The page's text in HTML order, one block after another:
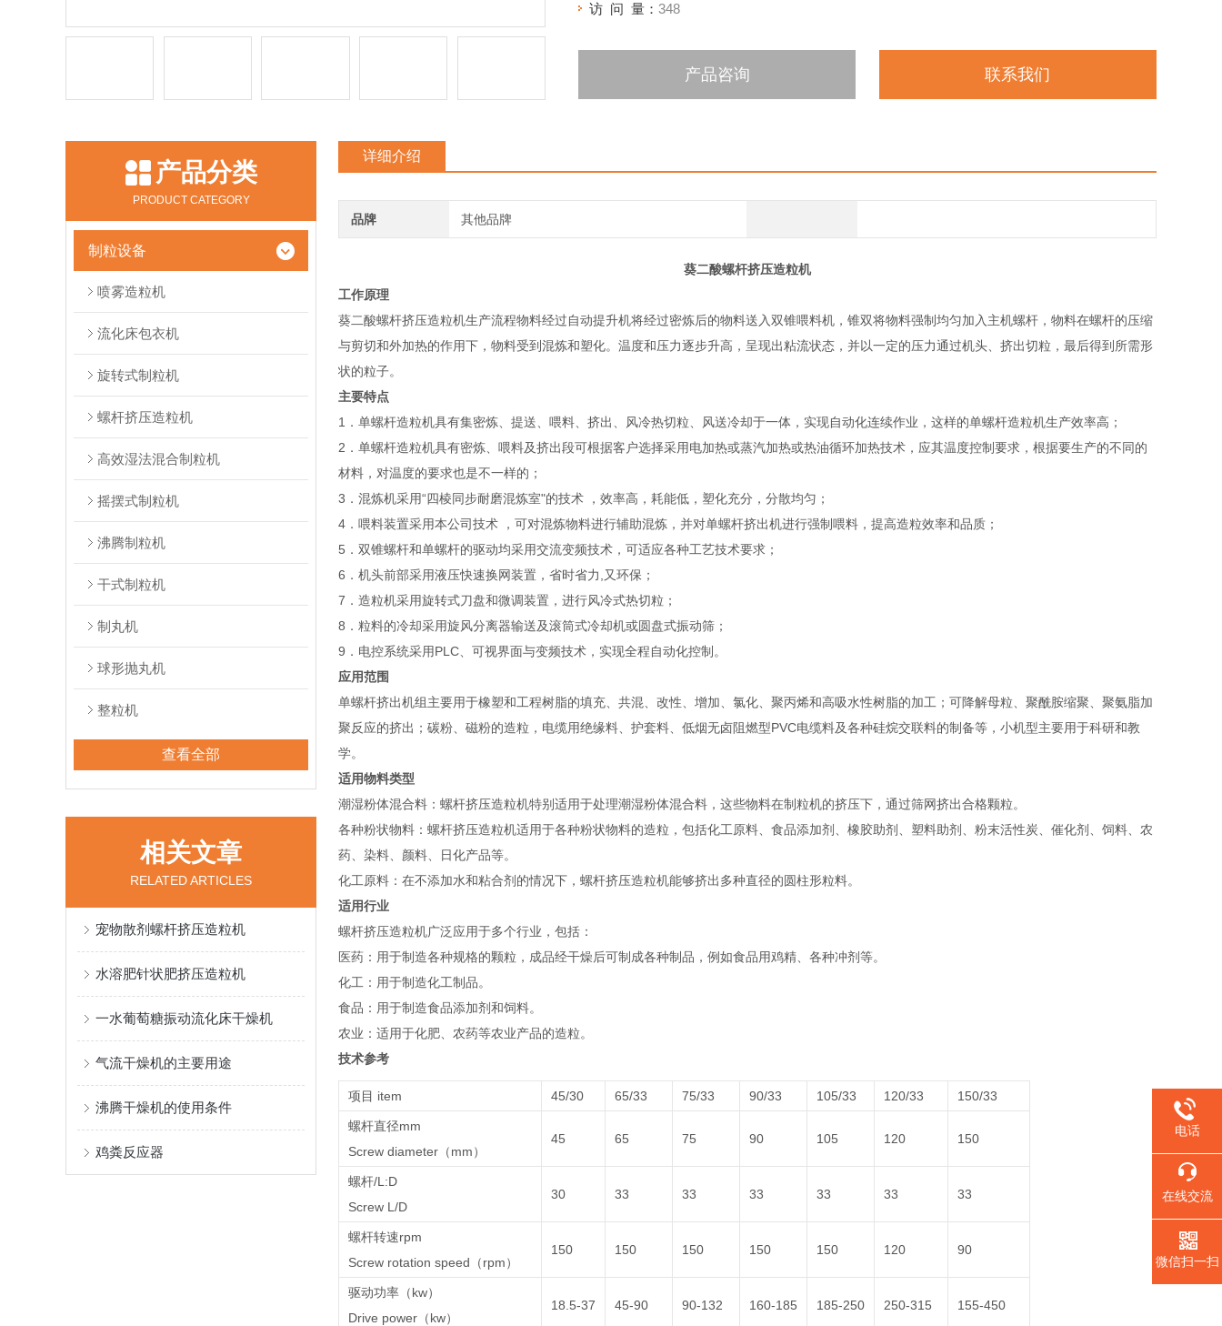
访 问 量： 348
产品咨询 联系我们
产品分类
PRODUCT CATEGORY
制粒设备
喷雾造粒机
流化床包衣机
旋转式制粒机
螺杆挤压造粒机
高效湿法混合制粒机
摇摆式制粒机
沸腾制粒机
干式制粒机
制丸机
球形抛丸机
整粒机
查看全部
相关文章
RELATED ARTICLES
宠物散剂螺杆挤压造粒机
水溶肥针状肥挤压造粒机
一水葡萄糖振动流化床干燥机
气流干燥机的主要用途
沸腾干燥机的使用条件
鸡粪反应器
详细介绍
品牌 其他品牌
葵二酸螺杆挤压造粒机
工作原理
葵二酸螺杆挤压造粒机生产流程物料经过自动提升机将经过密炼后的物料送入双锥喂料机，锥双将物料强制均匀加入主机螺杆，物料在螺杆的压缩
与剪切和外加热的作用下，物料受到混炼和塑化。温度和压力逐步升高，呈现出粘流状态，并以一定的压力通过机头、挤出切粒，最后得到所需形
状的粒子。
主要特点
1．单螺杆造粒机具有集密炼、提送、喂料、挤出、风冷热切粒、风送冷却于一体，实现自动化连续作业，这样的单螺杆造粒机生产效率高；
2．单螺杆造粒机具有密炼、喂料及挤出段可根据客户选择采用电加热或蒸汽加热或热油循环加热技术，应其温度控制要求，根据要生产的不同的
材料，对温度的要求也是不一样的；
3．混炼机采用“四棱同步耐磨混炼室"的技术 ，效率高，耗能低，塑化充分，分散均匀；
4．喂料装置采用本公司技术 ，可对混炼物料进行辅助混炼，并对单螺杆挤出机进行强制喂料，提高造粒效率和品质；
5．双锥螺杆和单螺杆的驱动均采用交流变频技术，可适应各种工艺技术要求；
6．机头前部采用液压快速换网装置，省时省力,又环保；
7．造粒机采用旋转式刀盘和微调装置，进行风冷式热切粒；
8．粒料的冷却采用旋风分离器输送及滚筒式冷却机或圆盘式振动筛；
9．电控系统采用PLC、可视界面与变频技术，实现全程自动化控制。
应用范围
单螺杆挤出机组主要用于橡塑和工程树脂的填充、共混、改性、增加、氯化、聚丙烯和高吸水性树脂的加工；可降解母粒、聚酰胺缩聚、聚氨脂加
聚反应的挤出；碳粉、磁粉的造粒，电缆用绝缘料、护套料、低烟无卤阻燃型PVC电缆料及各种硅烷交联料的制备等，小机型主要用于科研和教
学。
适用物料类型
‌潮湿粉体混合料‌：螺杆挤压造粒机特别适用于处理潮湿粉体混合料，这些物料在制粒机的挤压下，通过筛网挤出合格颗粒‌。
‌各种粉状物料‌：螺杆挤压造粒机适用于各种粉状物料的造粒，包括化工原料、食品添加剂、橡胶助剂、塑料助剂、粉末活性炭、催化剂、饲料、农
药、染料、颜料、日化产品等‌。
‌化工原料‌：在不添加水和粘合剂的情况下，螺杆挤压造粒机能够挤出多种直径的圆柱形粒料‌。
适用行业
螺杆挤压造粒机广泛应用于多个行业，包括：
‌医药‌：用于制造各种规格的颗粒，成品经干燥后可制成各种制品，例如食品用鸡精、各种冲剂等‌。
‌化工‌：用于制造化工制品‌。
‌食品‌：用于制造食品添加剂和饲料‌。
‌农业‌：适用于化肥、农药等农业产品的造粒‌。
技术参考
项目 item 45/30 65/33 75/33 90/33 105/33 120/33 150/33
螺杆直径mm
Screw diameter（mm）
45 65 75 90 105 120 150
螺杆/L:D
Screw L/D
30 33 33 33 33 33 33
螺杆转速rpm
Screw rotation speed（rpm）
150 150 150 150 150 120 90
驱动功率（kw）
Drive power（kw）
18.5-37 45-90 90-132 160-185 185-250 250-315 155-450
电话
在线交流
微信扫一扫